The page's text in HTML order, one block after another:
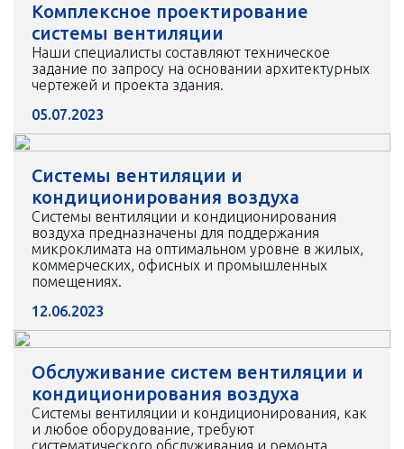
Комплексное проектирование
системы вентиляции
Наши специалисты составляют техническое
задание по запросу на основании архитектурных
чертежей и проекта здания.
05.07.2023
Системы вентиляции и
кондиционирования воздуха
Системы вентиляции и кондиционирования
воздуха предназначены для поддержания
микроклимата на оптимальном уровне в жилых,
коммерческих, офисных и промышленных
помещениях.
12.06.2023
Обслуживание систем вентиляции и
кондиционирования воздуха
Системы вентиляции и кондиционирования, как
и любое оборудование, требуют
систематического обслуживания и ремонта.